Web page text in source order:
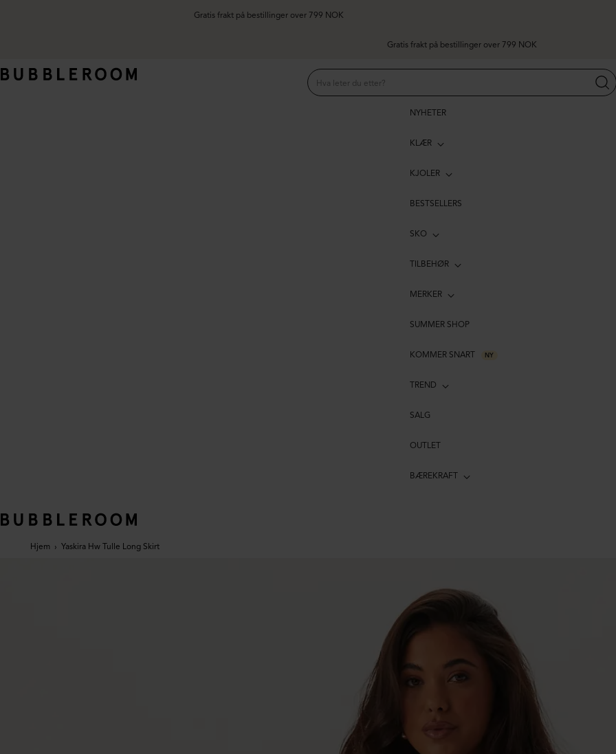
Gratis frakt på bestillinger over 799 NOK
NYHETER
KLÆR
KJOLER
BESTSELLERS
SKO
TILBEHØR
MERKER
SUMMER SHOP
KOMMER SNART NY
TREND
SALG
OUTLET
BÆREKRAFT
Hjem › Yaskira Hw Tulle Long Skirt